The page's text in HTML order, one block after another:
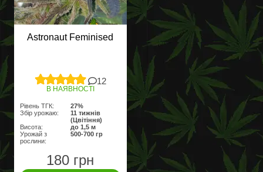
Astronaut Feminised
12
В НАЯВНОСТІ
Рівень ТГК:
27%
Збір урожаю:
11 тижнів
(Цвітіння)
Висота:
до 1,5 м
Урожай з
рослини:
500-700 гр
180 грн